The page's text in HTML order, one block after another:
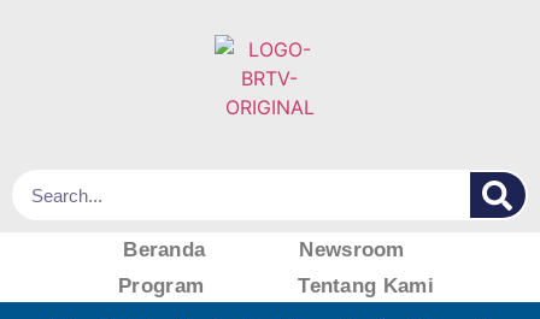
Beranda
Newsroom
Program
Tentang Kami